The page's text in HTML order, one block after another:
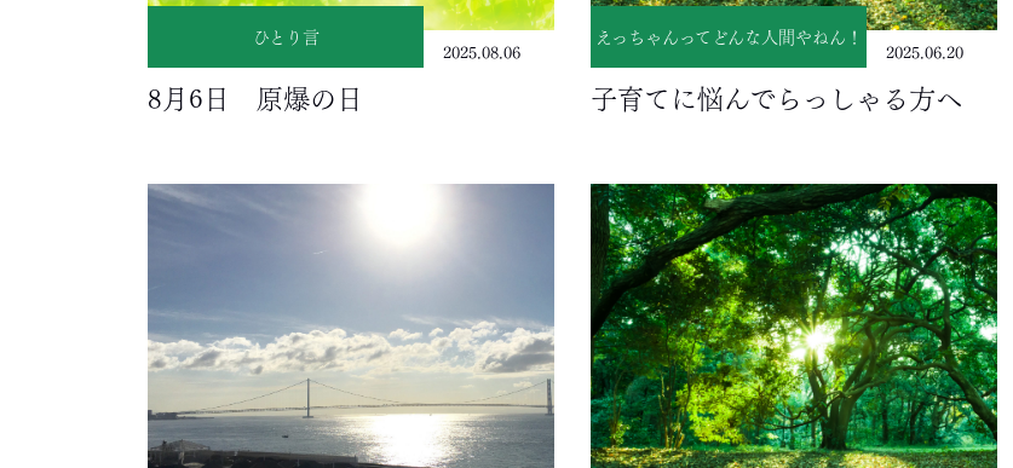
ひとり言
2025.08.06
8月6日 原爆の日
えっちゃんってどんな人間やねん！
2025.06.20
子育てに悩んでらっしゃる方へ